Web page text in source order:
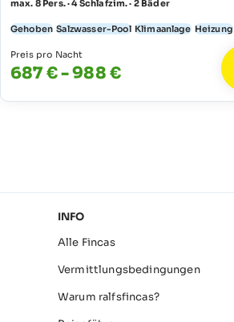
max. 8 Pers. · 4 Schlafzim. · 2 Bäder
Gehoben Salzwasser-Pool Klimaanlage Heizung
Preis pro Nacht
687 € - 988 €
INFO
Alle Fincas
Vermittlungsbedingungen
Warum ralfsfincas?